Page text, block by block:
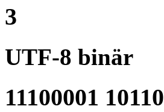
3
UTF-8 binär
11100001